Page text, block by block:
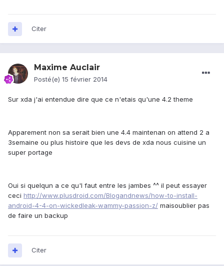
Citer
Maxime Auclair
Posté(e) 15 février 2014
Sur xda j'ai entendue dire que ce n'etais qu'une 4.2 theme
Apparement non sa serait bien une 4.4 maintenan on attend 2 a
3semaine ou plus histoire que les devs de xda nous cuisine un
super portage
Oui si quelqun a ce qu'l faut entre les jambes ^^ il peut essayer
ceci http://www.plusdroid.com/Blogandnews/how-to-install-
android-4-4-on-wickedleak-wammy-passion-z/ maisoublier pas
de faire un backup
Citer